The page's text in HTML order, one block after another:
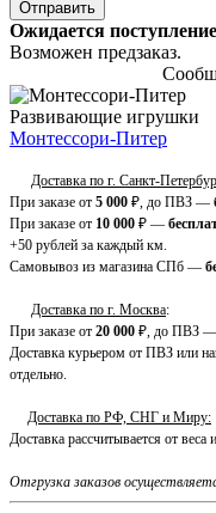
Ожидается поступление
Возможен предзаказ.
Развивающие игрушки
Монтессори-Питер
Доставка по г. Санкт-
При заказе от 5 000 ₽, до ПВЗ —
При заказе от 10 000 ₽ —
+50 рублей за каждый км.
Самовывоз из магазина СПб —
Доставка по г. Москва:
При заказе от 20 000 ₽, до ПВЗ —
Доставка курьером от ПВЗ или
отдельно.
Доставка по РФ, СНГ и Миру:
Доставка рассчитывается от веса
Отгрузка заказов